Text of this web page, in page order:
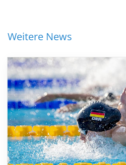
Weitere News